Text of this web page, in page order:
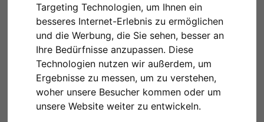
Targeting Technologien, um Ihnen ein
besseres Internet-Erlebnis zu ermöglichen
und die Werbung, die Sie sehen, besser an
Ihre Bedürfnisse anzupassen. Diese
Technologien nutzen wir außerdem, um
Ergebnisse zu messen, um zu verstehen,
woher unsere Besucher kommen oder um
unsere Website weiter zu entwickeln.
Zurück